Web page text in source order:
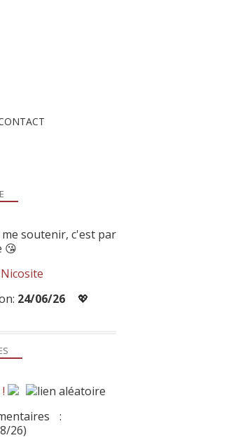
:
26)
soutenir, c'est par
😘
24/06/26 💖